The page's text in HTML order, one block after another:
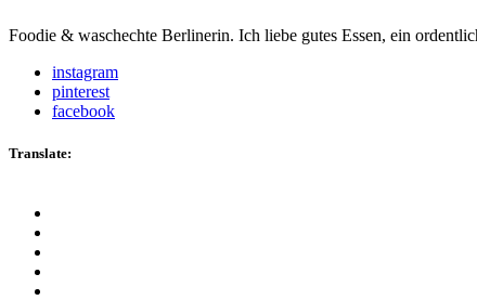
Foodie & waschechte Berlinerin. Ich liebe gutes Essen, ein
instagram
pinterest
facebook
Translate: